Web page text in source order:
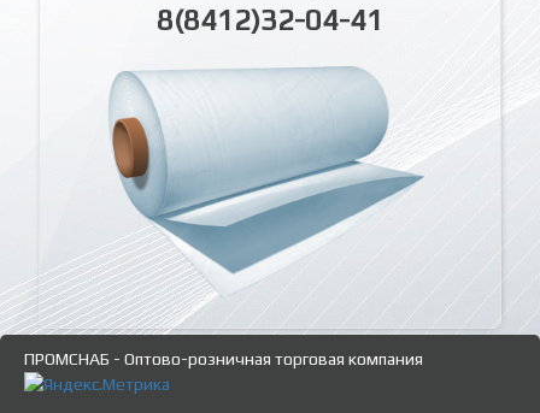
8(8412)32-04-41
ПРОМСНАБ - Оптово-розничная торговая компания